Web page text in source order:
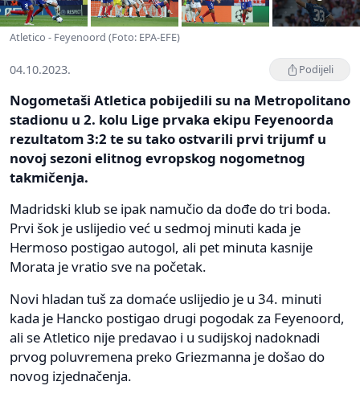
Atletico - Feyenoord (Foto: EPA-EFE)
04.10.2023. Podijeli
Nogometaši Atletica pobijedili su na Metropolitano
stadionu u 2. kolu Lige prvaka ekipu Feyenoorda
rezultatom 3:2 te su tako ostvarili prvi trijumf u
novoj sezoni elitnog evropskog nogometnog
takmičenja.
Madridski klub se ipak namučio da dođe do tri boda.
Prvi šok je uslijedio već u sedmoj minuti kada je
Hermoso postigao autogol, ali pet minuta kasnije
Morata je vratio sve na početak.
Novi hladan tuš za domaće uslijedio je u 34. minuti
kada je Hancko postigao drugi pogodak za Feyenoord,
ali se Atletico nije predavao i u sudijskoj nadoknadi
prvog poluvremena preko Griezmanna je došao do
novog izjednačenja.